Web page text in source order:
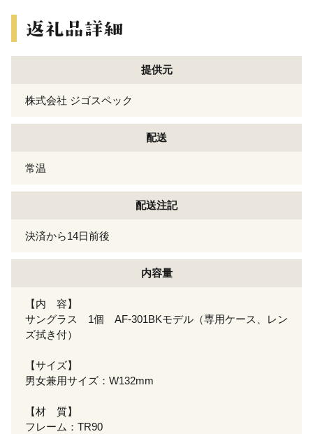
提供元
株式会社 ジゴスペック
配送
常温
配送注記
決済から14日前後
内容量
【内 容】
サングラス 1個 AF-301BKモデル（専用ケース、レン
ズ拭き付）
【サイズ】
男女兼用サイズ：W132mm
【材 質】
フレーム：TR90